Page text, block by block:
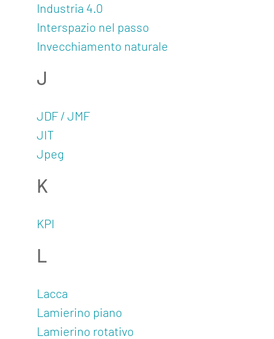
Industria 4.0
Interspazio nel passo
Invecchiamento naturale
J
JDF / JMF
JIT
Jpeg
K
KPI
L
Lacca
Lamierino piano
Lamierino rotativo